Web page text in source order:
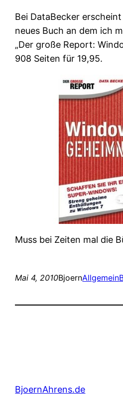
Bei DataBecker
neues Buch an dem ich
„Der große Report:
908 Seiten für 19,95.
Muss bei Zeiten mal die
Mai 4, 2010BjoernAllgemein
BjoernAhrens.de